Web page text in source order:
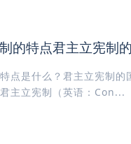
的特点君主立宪制
点是什么？君主立宪制的
主立宪制（英语：Con...